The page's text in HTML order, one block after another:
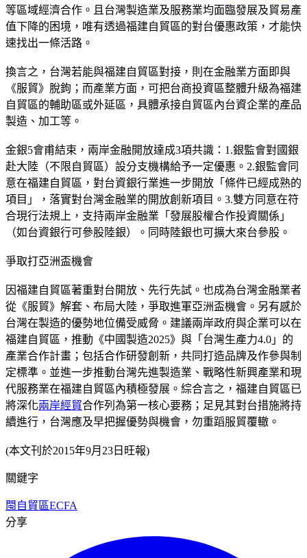
等區域經濟合作。且台灣製造業及服務業均面臨發展及貿易產
值下降的困境，唯有透過福建自貿區的對台優惠政策，才能快
速找出一條活路。
換言之，台灣若能與福建自貿區對接，則在金融業方面即與
《服貿》脫鉤；而產業方面，可把台商投資區整體升級為福建
自貿區的輔助區或外延區，具體承接自貿區內台資企業的產品
製造、加工等。
金銀5會甫結束，兩岸金融開放達成3項共識：1.銀監會對國銀
赴大陸（不限自貿區）設分支機構給予一定優惠。2.銀監會同
意在福建自貿區，對台資銀行業進一步開放「條件已經成熟的
項目」，落實對台灣金融業的開放創新項目。3.雙方同意在符
合現行法規上，支持兩岸金融業「發展股權合作投資關係」
（如台資銀行可參股陸銀）。同時陸銀也可擴大來台參股。
爭取打亞洲盃機會
因福建自貿區著重對台開放、先行先試。也成為台灣金融業者
從《服貿》解套、布局大陸，爭取進軍亞洲盃機會。另有感於
台灣在製造的優勢地位備受威脅。建議兩岸政府與企業可以在
福建自貿區，推動《中國製造2025》與「台灣生產力4.0」的
產業合作計畫；包括合作研發創新，共同打造品牌及作參與制
定標準。並進一步推動台灣先進製造業、戰略性新興產業和現
代服務業在福建自貿區內積極發展。綜合言之，福建自貿區已
將深化兩岸經貿合作列為第一核心要務；足見其對台措施將持
續進行，台灣應及早把握優勢與機會，勿重蹈服貿覆轍。
(本文刊於2015年9月23日旺報)
關鍵字
閩自貿區ECFA
分享